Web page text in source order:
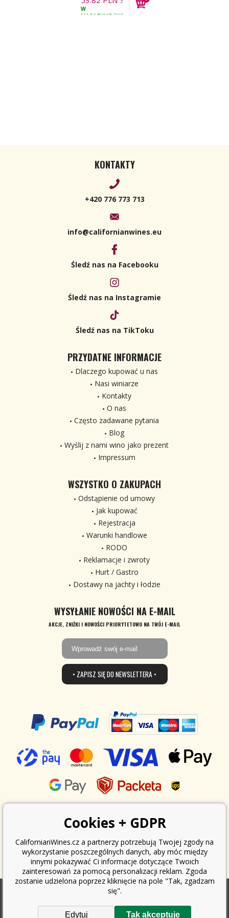
VAT
W
MAGAZYNIE 8KS
KONTAKTY
+420 776 773 713
info@californianwines.eu
Śledź nas na Facebooku
Śledź nas na Instagramie
Śledź nas na TikToku
PRZYDATNE INFORMACJE
Dlaczego kupować u nas
Nasi winiarze
Kontakty
O nas
Często zadawane pytania
Blog
Wyślij z nami wino jako prezent
Impressum
WSZYSTKO O ZAKUPACH
Odstąpienie od umowy
Jak kupować
Rejestracja
Warunki handlowe
RODO
Reklamacje i zwroty
Hurt / Gastro
Dostawy na jachty i łodzie
WYSYŁANIE NOWOŚCI NA E-MAIL
AKCJE, ZNIŻKI I NOWOŚCI PRIORYTETOWO NA TWÓJ E-MAIL
• ZAPISZ SIĘ DO NEWSLETTERA •
Zgodnie z ustawą o ewidencji sprzedaży, sprzedawca jest zobowiązany
do wystawienia nabywcy paragonu. Jednocześnie jest zobowiązany
Cookies + GDPR
CalifornianWines.cz a partnerzy potrzebują Twojej zgody na
wykorzystanie poszczególnych danych, aby móc między
innymi pokazywać Ci informacje dotyczące Twoich
zainteresowań za pomocą personalizacji reklam. Zgoda
zostanie udzielona poprzez kliknięcie na pole "Tak, zgadzam
się".
Tak akceptuję
Edytuj